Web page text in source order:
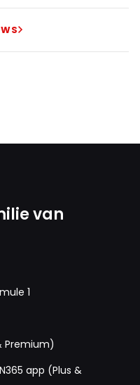
van
1
Premium)
app (Plus &